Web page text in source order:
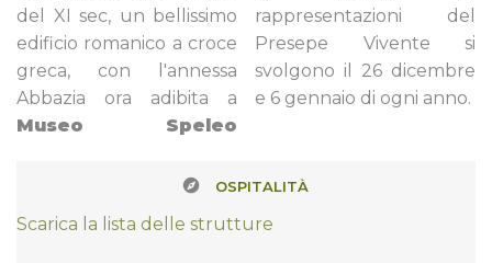
del XI sec, un bellissimo
edificio romanico a croce
greca, con l'annessa
Abbazia ora adibita a
Museo Speleo
rappresentazioni del
Presepe Vivente si
svolgono il 26 dicembre
e 6 gennaio di ogni anno.
OSPITALITÀ
Scarica la lista delle strutture